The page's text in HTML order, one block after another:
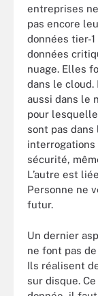
entreprises
pas encore
données tier-
données
nuage. Elles
dans le cloud.
aussi dans le
pour
sont pas
sécurité,
L’autre est
Personne ne
futur.
Un dernier
ne font pas
Ils réalisent
sur disque.